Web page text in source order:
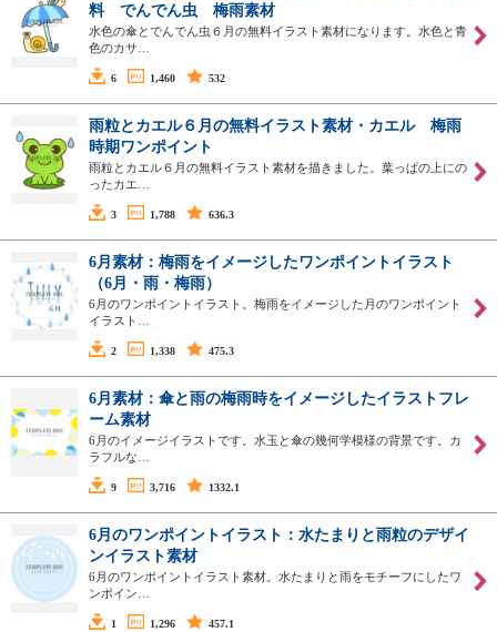
料 でんでん虫 梅雨素材
水色の傘とでんでん虫６月の無料イラスト素材になります。水色と青
色のカサ…
6 1,460 532
雨粒とカエル６月の無料イラスト素材・カエル 梅雨
時期ワンポイント
雨粒とカエル６月の無料イラスト素材を描きました。葉っぱの上にの
ったカエ…
3 1,788 636.3
6月素材：梅雨をイメージしたワンポイントイラスト
（6月・雨・梅雨）
6月のワンポイントイラスト。梅雨をイメージした月のワンポイント
イラスト…
2 1,338 475.3
6月素材：傘と雨の梅雨時をイメージしたイラストフレ
ーム素材
6月のイメージイラストです。水玉と傘の幾何学模様の背景です。カ
ラフルな…
9 3,716 1332.1
6月のワンポイントイラスト：水たまりと雨粒のデザイ
ンイラスト素材
6月のワンポイントイラスト素材。水たまりと雨をモチーフにしたワ
ンポイン…
1 1,296 457.1